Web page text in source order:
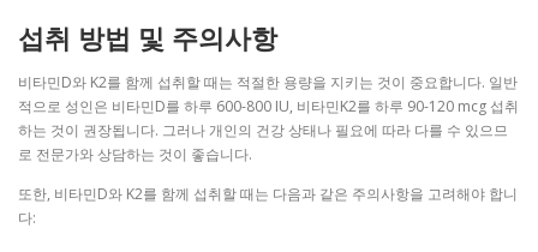
섭취 방법 및 주의사항
비타민D와 K2를 함께 섭취할 때는 적절한 용량을 지키는 것이 중요합니다. 일반
적으로 성인은 비타민D를 하루 600-800 IU, 비타민K2를 하루 90-120 mcg 섭취
하는 것이 권장됩니다. 그러나 개인의 건강 상태나 필요에 따라 다를 수 있으므
로 전문가와 상담하는 것이 좋습니다.
또한, 비타민D와 K2를 함께 섭취할 때는 다음과 같은 주의사항을 고려해야 합니
다: